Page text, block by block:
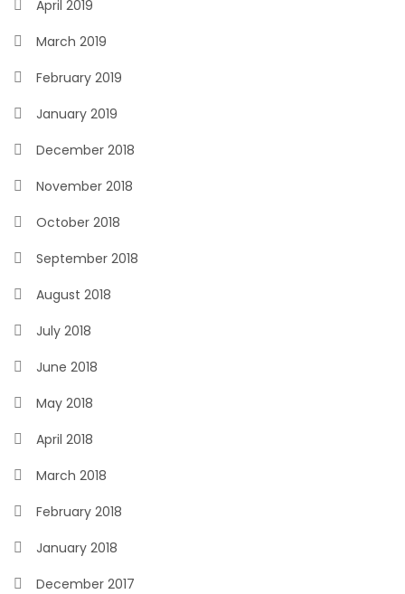
April 2019
March 2019
February 2019
January 2019
December 2018
November 2018
October 2018
September 2018
August 2018
July 2018
June 2018
May 2018
April 2018
March 2018
February 2018
January 2018
December 2017